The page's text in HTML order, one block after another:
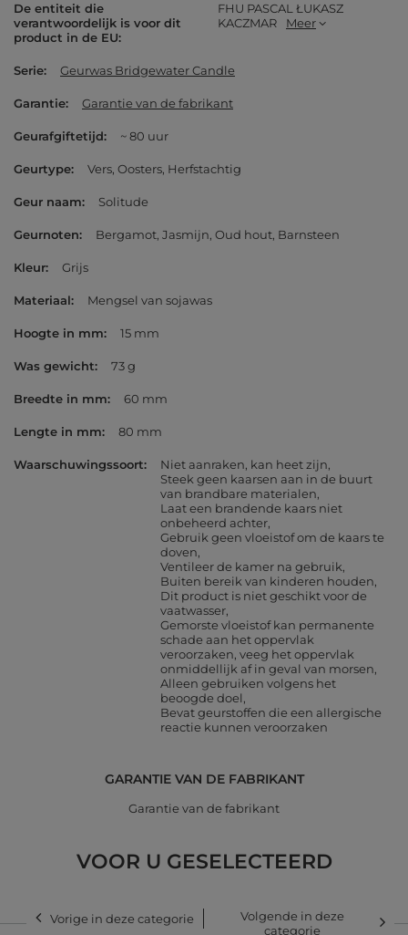
De entiteit die
verantwoordelijk is voor dit
product in de EU
FHU PASCAL ŁUKASZ
KACZMAR
Meer
Serie Geurwas Bridgewater Candle
Garantie Garantie van de fabrikant
Geurafgiftetijd ~ 80 uur
Geurtype Vers Oosters Herfstachtig
Geur naam Solitude
Geurnoten Bergamot Jasmijn Oud hout Barnsteen
Kleur Grijs
Materiaal Mengsel van sojawas
Hoogte in mm 15 mm
Was gewicht 73 g
Breedte in mm 60 mm
Lengte in mm 80 mm
Waarschuwingssoort
Niet aanraken, kan heet zijn
Steek geen kaarsen aan in de buurt
van brandbare materialen
Laat een brandende kaars niet
onbeheerd achter
Gebruik geen vloeistof om de kaars te
doven
Ventileer de kamer na gebruik
Buiten bereik van kinderen houden
Dit product is niet geschikt voor de
vaatwasser
Gemorste vloeistof kan permanente
schade aan het oppervlak
veroorzaken, veeg het oppervlak
onmiddellijk af in geval van morsen
Alleen gebruiken volgens het
beoogde doel
Bevat geurstoffen die een allergische
reactie kunnen veroorzaken
GARANTIE VAN DE FABRIKANT
Garantie van de fabrikant
VOOR U GESELECTEERD
Vorige in deze categorie
Volgende in deze
categorie